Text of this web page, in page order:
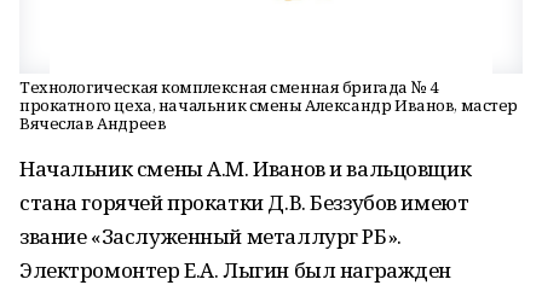
Технологическая комплексная сменная бригада № 4
прокатного цеха, начальник смены Александр Иванов, мастер
Вячеслав Андреев
Начальник смены А.М. Иванов и вальцовщик
стана горячей прокатки Д.В. Беззубов имеют
звание «Заслуженный металлург РБ».
Электромонтер Е.А. Лыгин был награжден